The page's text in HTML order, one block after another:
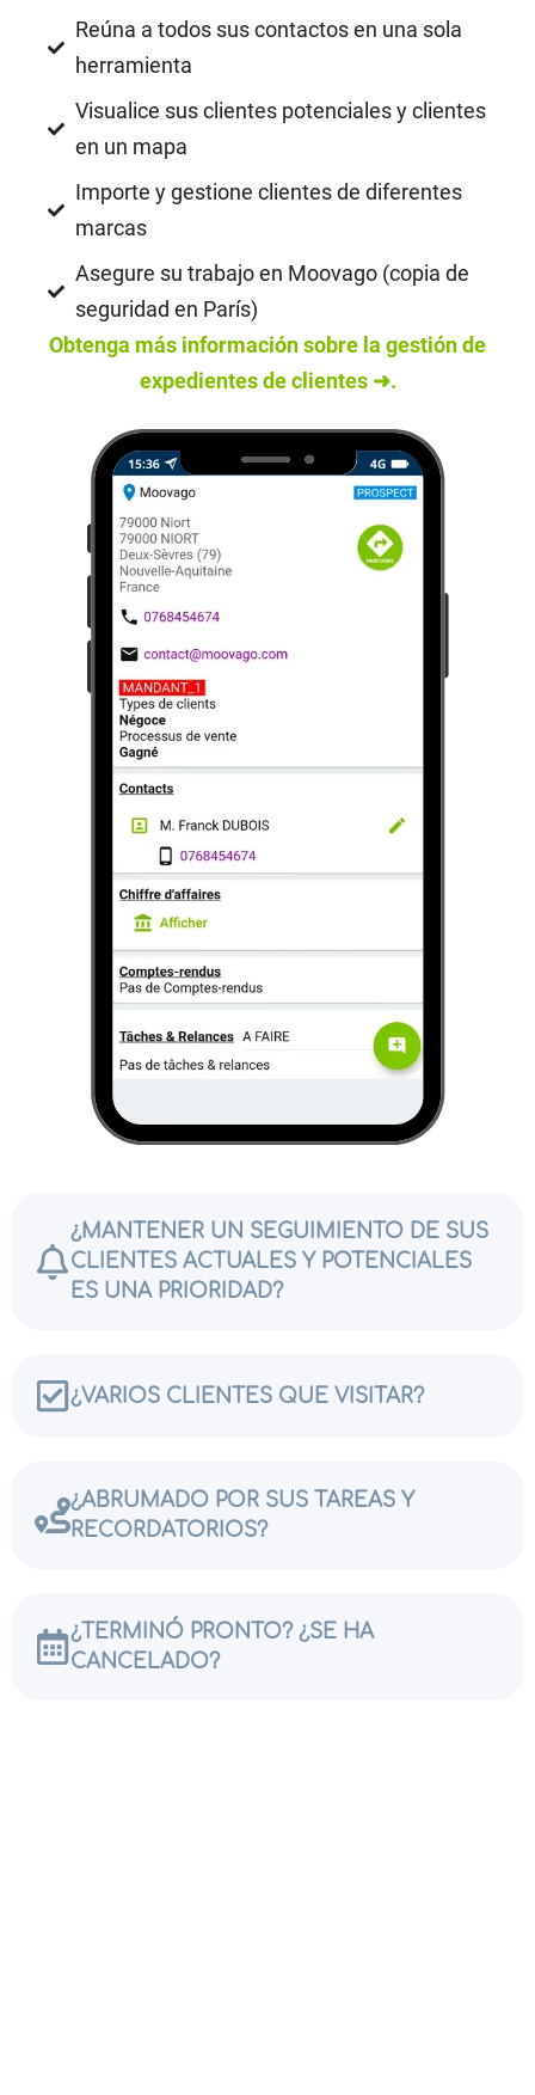
¿MANTENER UN SEGUIMIENTO DE SUS
CLIENTES ACTUALES Y POTENCIALES
ES UNA PRIORIDAD?
¿VARIOS CLIENTES QUE VISITAR?
¿ABRUMADO POR SUS TAREAS Y
RECORDATORIOS?
¿TERMINÓ PRONTO? ¿SE HA
CANCELADO?
Reúna a todos sus contactos en una sola
herramienta
Visualice sus clientes potenciales y clientes
en un mapa
Importe y gestione clientes de diferentes
marcas
Asegure su trabajo en Moovago (copia de
seguridad en París)
Obtenga más información sobre la gestión de
expedientes de clientes ➜.